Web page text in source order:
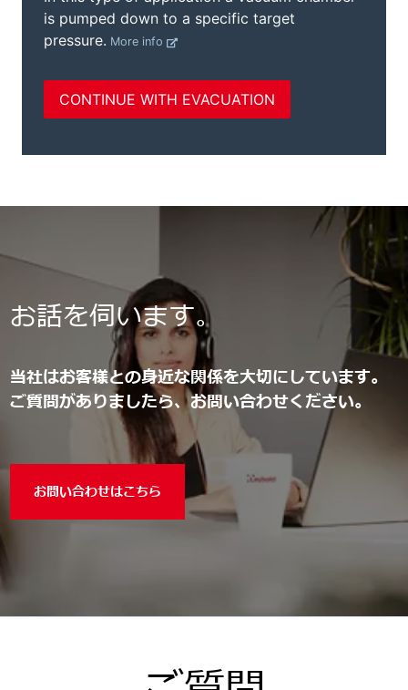
お話を伺います。
当社はお客様との身近な関係を大切にしています。
ご質問がありましたら、お問い合わせください。
お問い合わせはこちら